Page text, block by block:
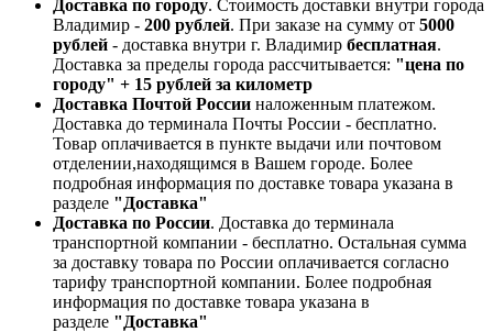
Доставка по городу. Стоимость доставки внутри города
Владимир - 200 рублей. При заказе на сумму от 5000
рублей - доставка внутри г. Владимир бесплатная.
Доставка за пределы города рассчитывается: "цена по
городу" + 15 рублей за километр
Доставка Почтой России наложенным платежом.
Доставка до терминала Почты России - бесплатно.
Товар оплачивается в пункте выдачи или почтовом
отделении,находящимся в Вашем городе. Более
подробная информация по доставке товара указана в
разделе "Доставка"
Доставка по России. Доставка до терминала
транспортной компании - бесплатно. Остальная сумма
за доставку товара по России оплачивается согласно
тарифу транспортной компании. Более подробная
информация по доставке товара указана в
разделе "Доставка"